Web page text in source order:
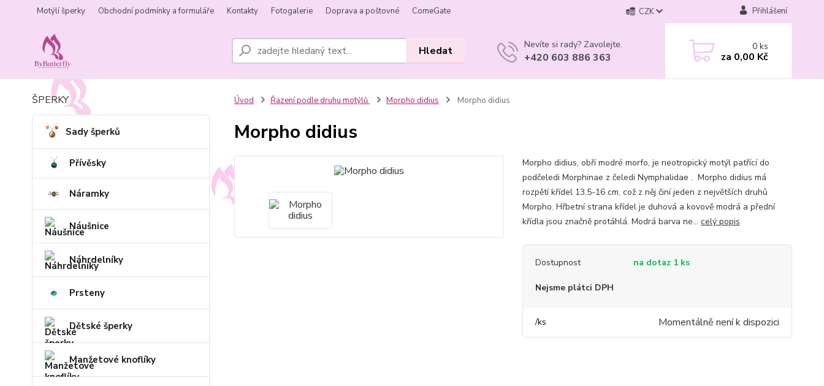
Motýlí šperky Obchodní podmínky a formuláře Kontakty Fotogalerie Doprava a poštovné ComeGate CZK Přihlášení
Hledat Nevíte si rady? Zavolejte.
+420 603 886 363
0ks
za 0,00 Kč
ŠPERKY
Sady šperků
Přívěsky
Náramky
Náušnice
Náhrdelníky
Prsteny
Dětské šperky
Manžetové knoflíky
Úvod Řazení podle druhu motýlů Morpho didius Morpho didius
Morpho didius
Morpho didius, obří modré morfo, je neotropický motýl patřící do
podčeledi Morphinae z čeledi Nymphalidae . Morpho didius má
rozpětí křídel 13,5-16 cm, což z něj činí jeden z největších druhů
Morpho. Hřbetní strana křídel je duhová a kovově modrá a přední
křídla jsou značně protáhlá. Modrá barva ne... celý popis
Dostupnost na dotaz 1 ks
Nejsme plátci DPH
/ks Momentálně není k dispozici